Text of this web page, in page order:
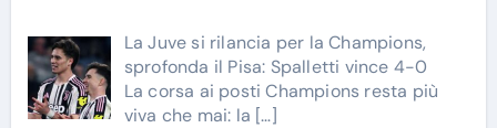
La Juve si rilancia per la Champions,
sprofonda il Pisa: Spalletti vince 4-0
La corsa ai posti Champions resta più
viva che mai: la […]